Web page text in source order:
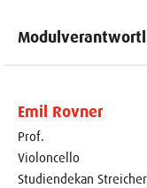
Emil Rovner
Prof.
Violoncello
Studiendekan